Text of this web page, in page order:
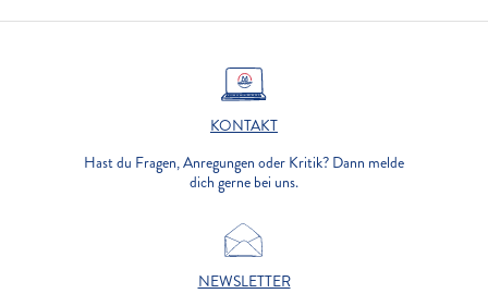
KONTAKT
Hast du Fragen, Anregungen oder Kritik? Dann melde
dich gerne bei uns.
NEWSLETTER